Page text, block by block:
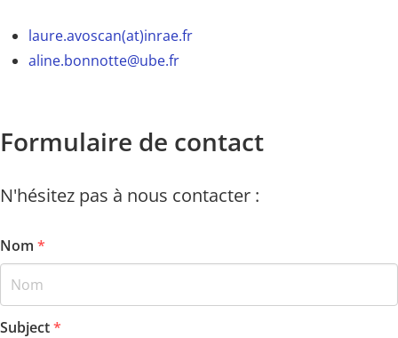
laure.avoscan(at)inrae.fr
aline.bonnotte@ube.fr
Formulaire de contact
N'hésitez pas à nous contacter :
Nom *
Subject*